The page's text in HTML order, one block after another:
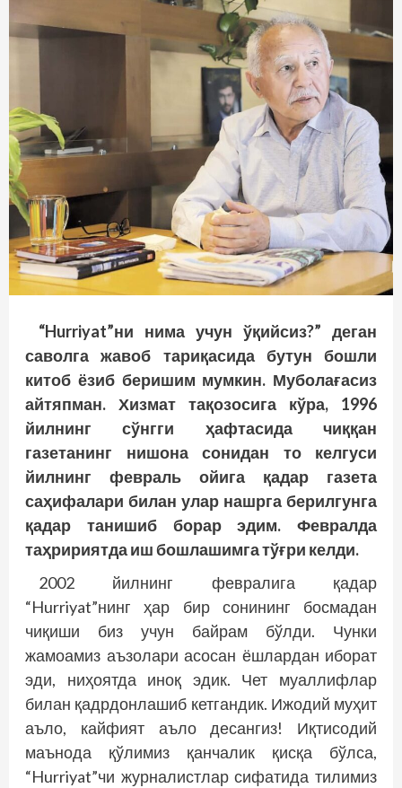
“Hurriyat”ни нима учун ўқийсиз?” деган
саволга жавоб тариқасида бутун бошли
китоб ёзиб беришим мумкин. Муболағасиз
айтяпман. Хизмат тақозосига кўра, 1996
йилнинг сўнгги ҳафтасида чиққан
газетанинг нишона сонидан то келгуси
йилнинг февраль ойига қадар газета
саҳифалари билан улар нашрга берилгунга
қадар танишиб борар эдим. Февралда
таҳририятда иш бошлашимга тўғри келди.
2002 йилнинг февралига қадар
“Hurriyat”нинг ҳар бир сонининг босмадан
чиқиши биз учун байрам бўлди. Чунки
жамоамиз аъзолари асосан ёшлардан иборат
эди, ниҳоятда иноқ эдик. Чет муаллифлар
билан қадрдонлашиб кетгандик. Ижодий муҳит
аъло, кайфият аъло десангиз! Иқтисодий
маънода қўлимиз қанчалик қисқа бўлса,
“Hurriyat”чи журналистлар сифатида тилимиз